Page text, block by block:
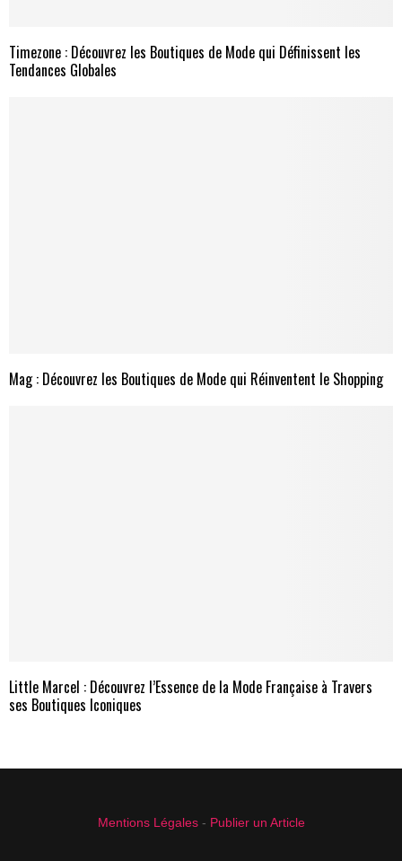
Timezone : Découvrez les Boutiques de Mode qui Définissent les
Tendances Globales
Mag : Découvrez les Boutiques de Mode qui Réinventent le Shopping
Little Marcel : Découvrez l’Essence de la Mode Française à Travers
ses Boutiques Iconiques
Mentions Légales- Publier un Article